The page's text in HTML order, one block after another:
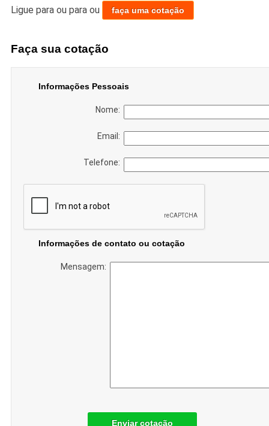
Ligue para ou para ou faça uma cotação
Faça sua cotação
Informações Pessoais
Nome:
Email:
Telefone:
Informações de contato ou cotação
Mensagem:
Enviar cotação